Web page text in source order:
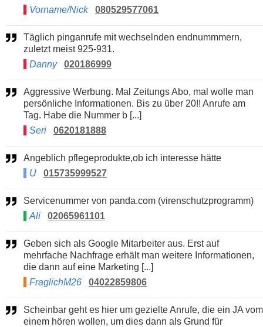
Vorname/Nick
080529577061
Täglich pinganrufe mit wechselnden endnummmern,
zuletzt meist 925-931.
Danny
020186999
Aggressive Werbung. Mal Zeitungs Abo, mal wolle man
persönliche Informationen. Bis zu über 20!! Anrufe am
Tag. Habe die Nummer b [...]
Seri
0620181888
Angeblich pflegeprodukte,ob ich interesse hätte
U
015735999527
Servicenummer von panda.com (virenschutzprogramm)
Ali
02065961101
Geben sich als Google Mitarbeiter aus. Erst auf
mehrfache Nachfrage erhält man weitere Informationen,
die dann auf eine Marketing [...]
FraglichM26
04022859806
Scheinbar geht es hier um gezielte Anrufe, die ein JA vom
einem hören wollen, um dies dann als Grund für